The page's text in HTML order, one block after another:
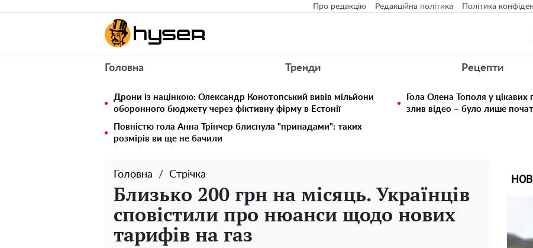
Про редакцію Редакційна політика Політика
Головна Тренди Рецепти
Дрони із націнкою: Олександр Конотопський вивів мільйони
оборонного бюджету через фіктивну фірму в Естонії
Гола Олена Тополя у
злив відео – було лише
Повністю гола Анна Трінчер блиснула "принадами": таких
розмірів ви ще не бачили
Головна Стрічка
Близько 200 грн на місяць. Українців
сповістили про нюанси щодо нових
тарифів на газ